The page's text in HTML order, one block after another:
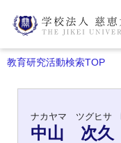
教育研究活動検索TOP
ナカヤマ ツグヒサ
中山 次久